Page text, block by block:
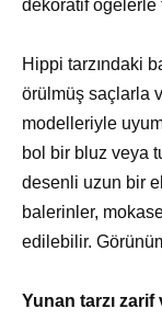
dekoratif öğelerle
Hippi tarzındaki
örülmüş saçlarla
modelleriyle
bol bir bluz veya
desenli uzun bir
balerinler,
edilebilir.
Yunan tarzı